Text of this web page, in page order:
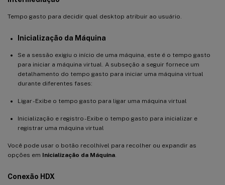
Tempo gasto para decidir qual desktop atribuir ao usuário.
Inicialização da Máquina
Se a sessão exigiu o início de uma máquina, este é o tempo gasto
para iniciar a máquina virtual. A subseção a seguir fornece um
detalhamento do tempo gasto para iniciar uma máquina virtual
durante diferentes fases:
Ligar - Exibe o tempo gasto para ligar uma máquina virtual
Inicialização e registro - Exibe o tempo gasto para inicializar e
registrar uma máquina virtual
Você pode usar o botão recolhível para recolher ou expandir as
opções em Inicialização da Máquina
Conexão HDX